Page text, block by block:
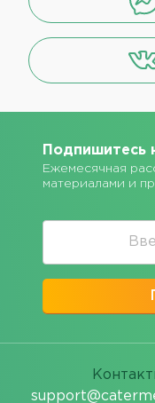
Подпишитесь
Ежемесячная
материалами и